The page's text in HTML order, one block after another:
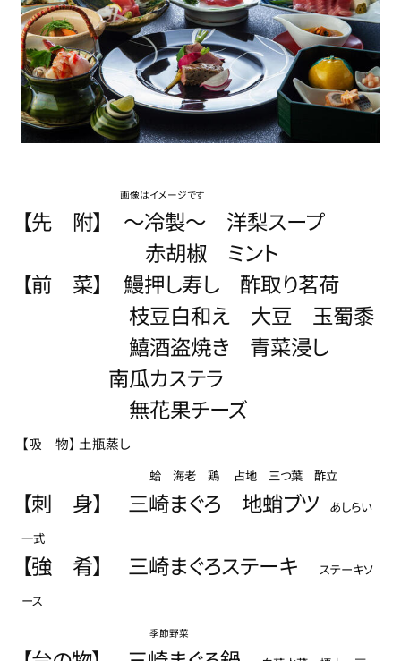
画像はイメージです
【先 附】 ～冷製～ 洋梨スープ
赤胡椒 ミント
【前 菜】 鰻押し寿し 酢取り茗荷
枝豆白和え 大豆 玉蜀黍
鱚酒盗焼き 青菜浸し
南瓜カステラ
無花果チーズ
【吸 物】 土瓶蒸し
蛤 海老 鶏 占地 三つ葉 酢立
【刺 身】 三崎まぐろ 地蛸ブツ
あしらい
一式
【強 肴】 三崎まぐろステーキ
ステーキソ
ース
季節野菜